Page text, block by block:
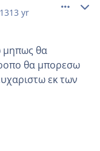
13 yr
μηπως θα
θα μπορεσω
εκ των